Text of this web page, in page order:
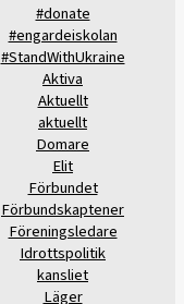
#donate
#engardeiskolan
#StandWithUkraine
Aktiva
Aktuellt
aktuellt
Domare
Elit
Förbundet
Förbundskaptener
Föreningsledare
Idrottspolitik
kansliet
Läger